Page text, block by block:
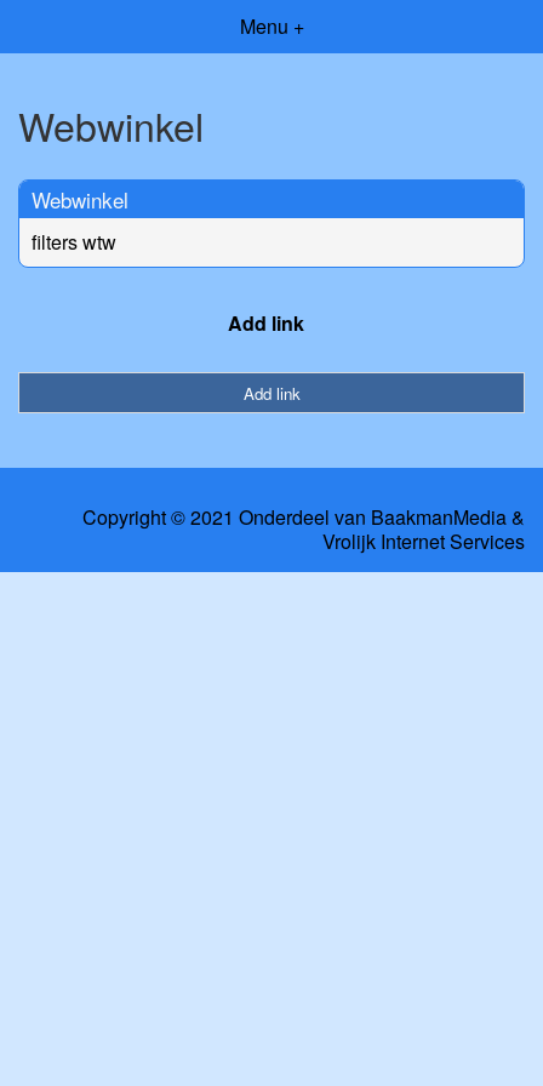
Menu +
Webwinkel
Webwinkel
filters wtw
Add link
Add link
Copyright © 2021 Onderdeel van BaakmanMedia&
Vrolijk Internet Services